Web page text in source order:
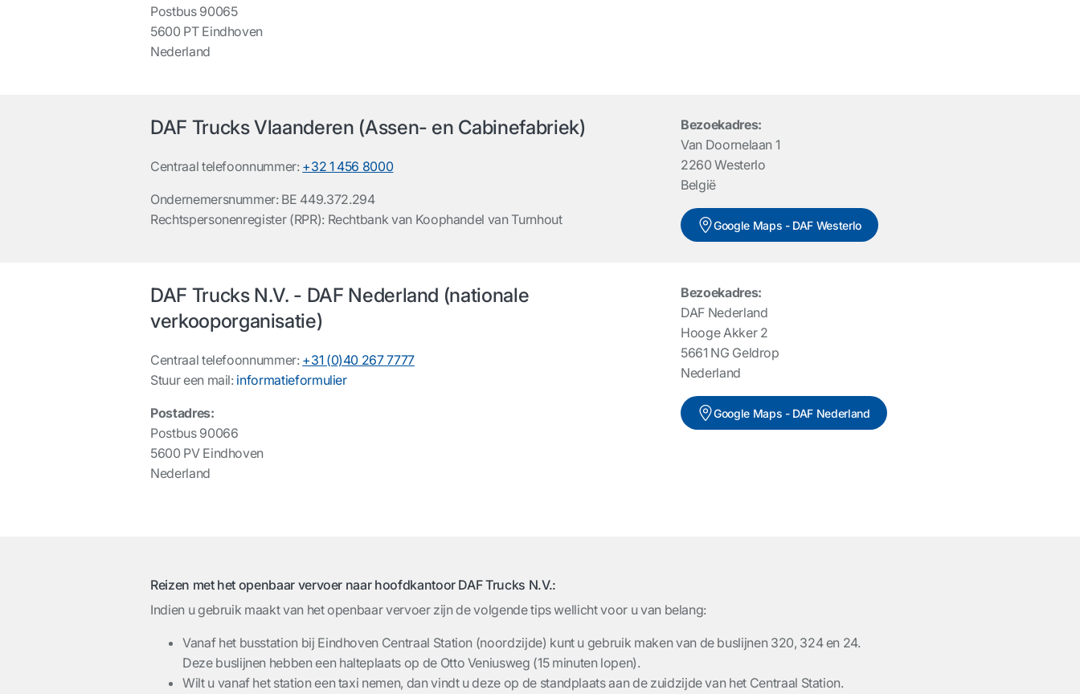
Postbus 90065
5600 PT Eindhoven
Nederland
DAF Trucks Vlaanderen (Assen- en Cabinefabriek)
Centraal telefoonnummer: +32 1 456 8000
Ondernemersnummer: BE 449.372.294
Rechtspersonenregister (RPR): Rechtbank van Koophandel van Turnhout
Bezoekadres:
Van Doornelaan 1
2260 Westerlo
België
Google Maps - DAF Westerlo
DAF Trucks N.V. - DAF Nederland (nationale
verkooporganisatie)
Centraal telefoonnummer: +31 (0)40 267 7777
Stuur een mail: informatieformulier
Postadres:
Postbus 90066
5600 PV Eindhoven
Nederland
Bezoekadres:
DAF Nederland
Hooge Akker 2
5661 NG Geldrop
Nederland
Google Maps - DAF Nederland
Reizen met het openbaar vervoer naar hoofdkantoor DAF Trucks N.V.:
Indien u gebruik maakt van het openbaar vervoer zijn de volgende tips wellicht voor u van belang:
Vanaf het busstation bij Eindhoven Centraal Station (noordzijde) kunt u gebruik maken van de buslijnen 320, 324 en 24.
Deze buslijnen hebben een halteplaats op de Otto Veniusweg (15 minuten lopen).
Wilt u vanaf het station een taxi nemen, dan vindt u deze op de standplaats aan de zuidzijde van het Centraal Station.